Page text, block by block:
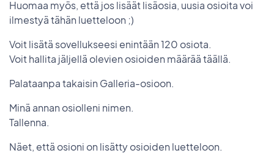
Huomaa myös, että jos lisäät lisäosia, uusia osioita voi
ilmestyä tähän luetteloon ;)
Voit lisätä sovellukseesi enintään 120 osiota.
Voit hallita jäljellä olevien osioiden määrää täällä.
Palataanpa takaisin Galleria-osioon.
Minä annan osiolleni nimen.
Tallenna.
Näet, että osioni on lisätty osioiden luetteloon.